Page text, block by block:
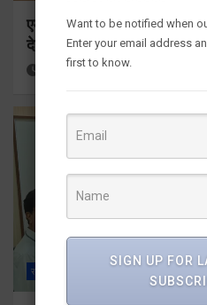
एमडीडीए बोर्ड बैठक में 25 विकास
देहरादून-मसूरी के नियोजित
14 hours ago
राज्य
Want to be notified when
Enter your email address
first to know.
SIGN UP FOR